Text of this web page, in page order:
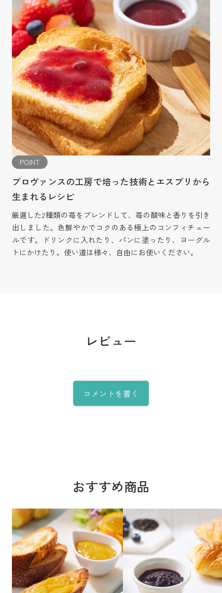
POINT
プロヴァンスの工房で培った技術とエスプリから
生まれるレシピ
厳選した2種類の苺をブレンドして、苺の酸味と香りを引き
出しました。色鮮やかでコクのある極上のコンフィチュー
ルです。ドリンクに入れたり、パンに塗ったり、ヨーグル
トにかけたり。使い道は様々、自由にお使いください。
レビュー
コメントを書く
おすすめ商品